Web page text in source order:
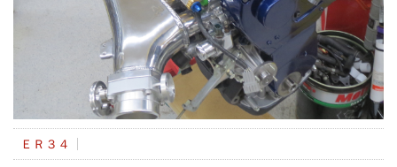
ＥＲ３４